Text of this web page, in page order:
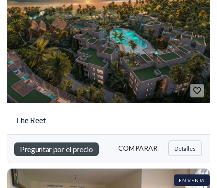
The Reef
Preguntar por el precio COMPARAR Detalles
EN VENTA